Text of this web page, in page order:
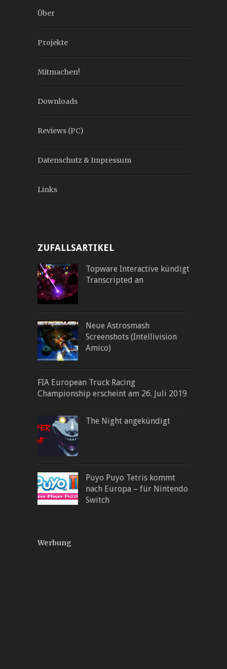
Über
Projekte
Mitmachen!
Downloads
Reviews (PC)
Datenschutz & Impressum
Links
ZUFALLSARTIKEL
Topware Interactive kündigt
Transcripted an
Neue Astrosmash
Screenshots (Intellivision
Amico)
FIA European Truck Racing
Championship erscheint am 26. Juli 2019
The Night angekündigt
Puyo Puyo Tetris kommt
nach Europa – für Nintendo
Switch
Werbung